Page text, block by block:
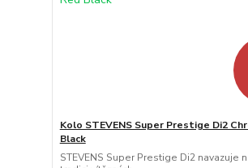
Kolo STEVENS Super Prestige Di2
Black
STEVENS Super Prestige Di2 navazuje